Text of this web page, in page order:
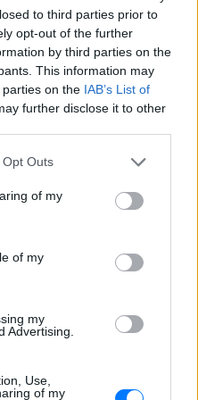
to third parties prior to
opt-out of the further
by third parties on the
This information may
on the IAB’s List of
further disclose it to other
Outs
of my
of my
my
Advertising.
Use,
of my
μια φωτογραφία από
εξέτασή του, με ένα μήνυμα
μόλις 2 μηνών
στον ΟΦΗ
με μαγιό στην